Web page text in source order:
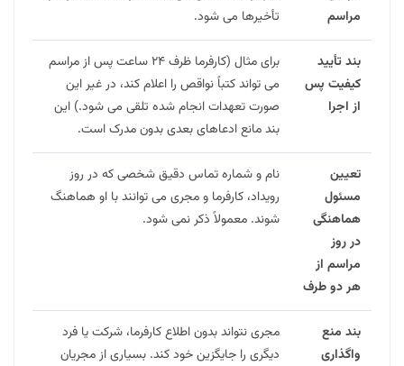
مراسم
تأخیرها می شود.
بند تأیید
کیفیت پس
از اجرا
برای مثال (کارفرما ظرف ۲۴ ساعت پس از مراسم
می تواند کتباً نواقص را اعلام کند، در غیر این
صورت تعهدات انجام شده تلقی می شود.) این
بند مانع ادعاهای بعدی بدون مدرک است.
تعیین
مسئول
هماهنگی
در روز
مراسم از
هر دو طرف
نام و شماره تماس دقیق شخصی که در روز
رویداد، کارفرما و مجری می توانند با او هماهنگ
شوند. معمولاً ذکر نمی شود.
بند منع
واگذاری
مجری نتواند بدون اطلاع کارفرما، شرکت یا فرد
دیگری را جایگزین خود کند. بسیاری از مجریان